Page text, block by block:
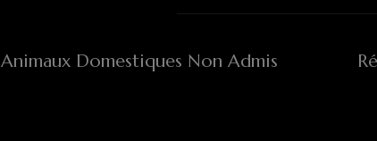
Animaux Domestiques Non Admis